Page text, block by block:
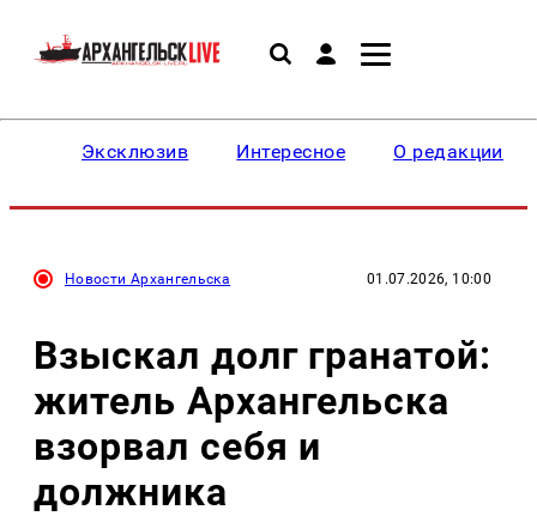
Эксклюзив Интересное О редакции
Новости Архангельска 01.07.2026, 10:00
Взыскал долг гранатой:
житель Архангельска
взорвал себя и
должника